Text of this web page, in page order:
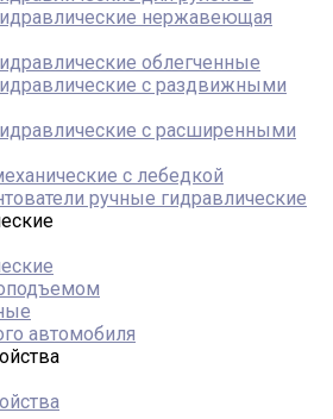
нержавеющая
облегченные
с раздвижными
с расширенными
с лебедкой
ручные гидравлические
автомобиля